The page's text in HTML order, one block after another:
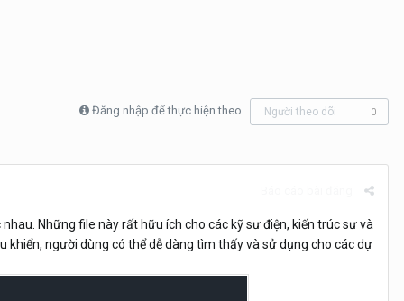
Đăng nhập để thực hiện theo Người theo dõi 0
Những file này rất hữu ích cho các kỹ sư điện, kiến trúc sư và
người dùng có thể dễ dàng tìm thấy và sử dụng cho các dự